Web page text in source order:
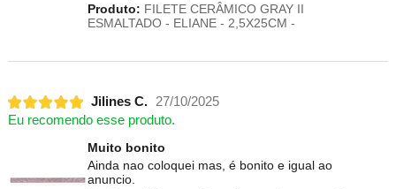
Produto: FILETE CERÂMICO GRAY II
ESMALTADO - ELIANE - 2,5X25CM -
Jilines C. 27/10/2025
Eu recomendo esse produto.
Muito bonito
Ainda nao coloquei mas, é bonito e igual ao
anuncio.